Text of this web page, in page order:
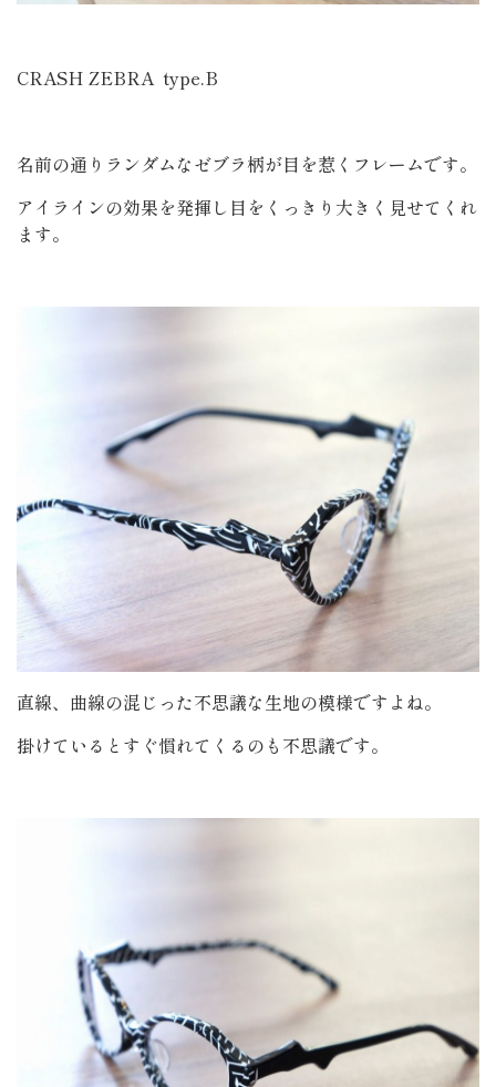
CRASH ZEBRA type.B
名前の通りランダムなゼブラ柄が目を惹くフレームです。
アイラインの効果を発揮し目をくっきり大きく見せてくれ
ます。
直線、曲線の混じった不思議な生地の模様ですよね。
掛けているとすぐ慣れてくるのも不思議です。